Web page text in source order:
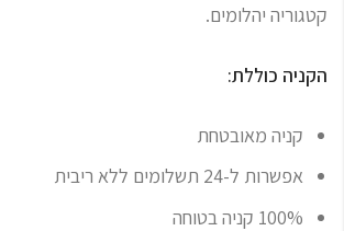
קטגוריה יהלומים.
הקניה כוללת:
קניה מאובטחת
אפשרות ל-24 תשלומים ללא ריבית
100% קניה בטוחה